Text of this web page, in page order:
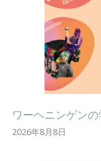
ワーヘニンゲン
2026年8月8日